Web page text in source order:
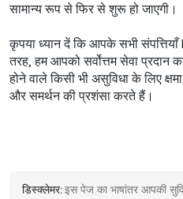
सामान्य रूप से फिर से शुरू हो जाएगी।
कृपया ध्यान दें कि आपके सभी
तरह, हम आपको सर्वोत्तम सेवा प्रदान
होने वाले किसी भी असुविधा के लिए
और समर्थन की प्रशंसा करते हैं।
डिस्क्लेमर:इस पेज का भाषांतर आपकी